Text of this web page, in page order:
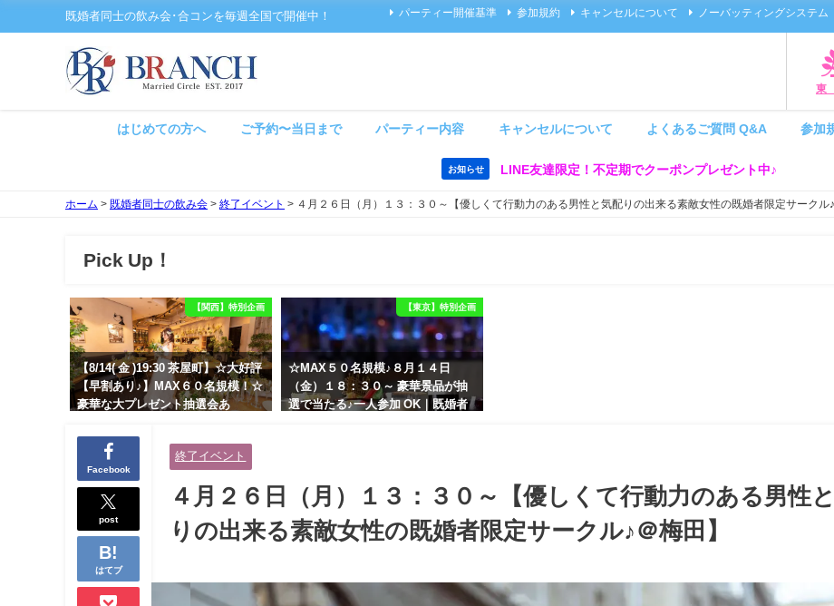
既婚者同士の飲み会･合コンを毎週全国で開催中！ パーティー開催基準 参加規約 キャンセルについて ノーバッティングシステム
東
はじめての方へ ご予約〜当日まで パーティー内容 キャンセルについて よくあるご質問 Q&A 参加
お知らせ LINE友達限定！不定期でクーポンプレゼント中♪
ホーム > 既婚者同士の飲み会 > 終了イベント > ４月２６日（月）１３：３０～【優しくて行動力のある男性と気配りの出来る素敵女性の既婚者限定サークル♪
Pick Up！
【関西】特別企画
【8/14( 金 )19:30 茶屋町】☆大好評
【早割あり♪】MAX６０名規模！☆
豪華な大プレゼント抽選会あ
性とオシャレ好きで落ち着いた大
人女性の既婚者限定ビッグパーテ
ィー♪＠茶屋町】
【東京】特別企画
☆MAX５０名規模♪８月１４日
（金）１８：３０～ 豪華景品が抽
選で当たる♪一人参加 OK｜既婚者
＠池袋】
Facebook
post
はてブ
終了イベント
４月２６日（月）１３：３０～【優しくて行動力のある男性
りの出来る素敵女性の既婚者限定サークル♪＠梅田】